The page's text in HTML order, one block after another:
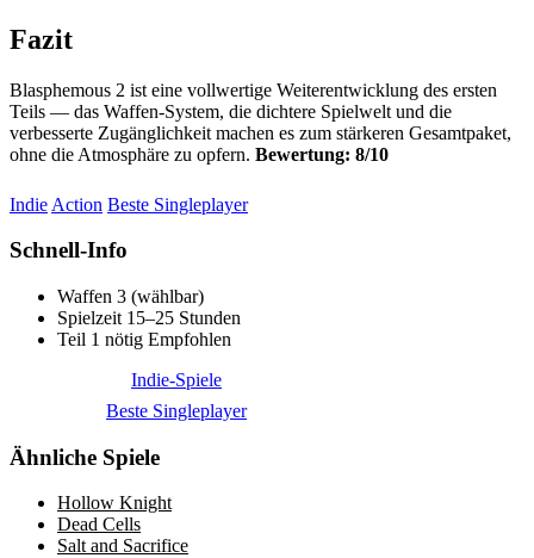
Fazit
Blasphemous 2 ist eine vollwertige Weiterentwicklung des ersten
Teils — das Waffen-System, die dichtere Spielwelt und die
verbesserte Zugänglichkeit machen es zum stärkeren Gesamtpaket,
ohne die Atmosphäre zu opfern. Bewertung: 8/10
Indie Action Beste Singleplayer
Schnell-Info
Waffen 3 (wählbar)
Spielzeit 15–25 Stunden
Teil 1 nötig Empfohlen
Indie-Spiele
Beste Singleplayer
Ähnliche Spiele
Hollow Knight
Dead Cells
Salt and Sacrifice